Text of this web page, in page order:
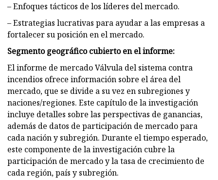
– Enfoques tácticos de los líderes del mercado.
– Estrategias lucrativas para ayudar a las empresas a
fortalecer su posición en el mercado.
Segmento geográfico cubierto en el informe:
El informe de mercado Válvula del sistema contra
incendios ofrece información sobre el área del
mercado, que se divide a su vez en subregiones y
naciones/regiones. Este capítulo de la investigación
incluye detalles sobre las perspectivas de ganancias,
además de datos de participación de mercado para
cada nación y subregión. Durante el tiempo esperado,
este componente de la investigación cubre la
participación de mercado y la tasa de crecimiento de
cada región, país y subregión.